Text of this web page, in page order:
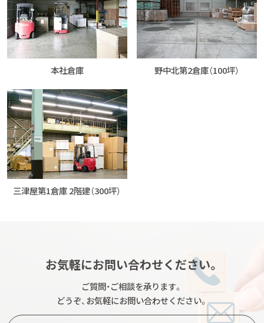
本社倉庫 野中北第2倉庫（100坪）
三津屋第1倉庫 2階建（300坪）
お気軽にお問い合わせください。
ご質問・ご相談を承ります。
どうぞ、お気軽にお問い合わせください。